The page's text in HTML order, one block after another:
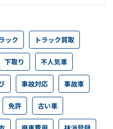
ック トラック買取
下取り 不人気車
事故対応 事故車
免許 古い車